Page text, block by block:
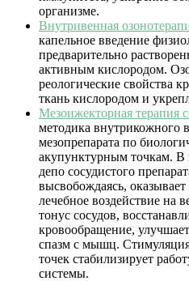
организме.
Внутривенная
капельное введение
предварительно
активным кислородом.
реологические свойства
ткань кислородом и
Мезоижекторная терапия
методика внутрикожного
мезопрепарата по
акупунктурным точкам. В
депо сосудистого
высвобождаясь,
лечебное воздействие на
тонус сосудов,
кровообращение,
спазм с мышц.
точек стабилизирует
системы.